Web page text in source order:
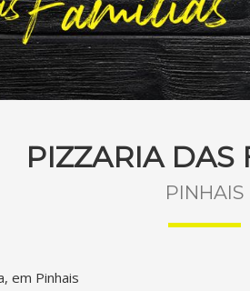
PIZZARIA DAS
PINHAIS
em Pinhais